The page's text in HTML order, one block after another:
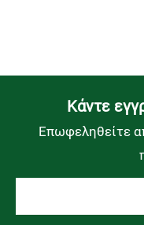
Kάντε
Επωφεληθείτε